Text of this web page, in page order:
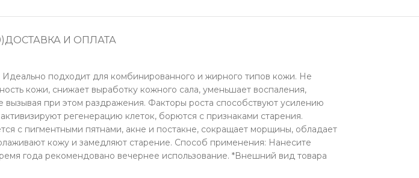
ДОСТАВКА И ОПЛАТА
подходит для комбинированного и жирного типов кожи. Не
кожи, снижает выработку кожного сала, уменьшает воспаления,
при этом раздражения. Факторы роста способствуют усилению
регенерацию клеток, борются с признаками старения.
с пигментными пятнами, акне и постакне, сокращает морщины, обладает
кожу и замедляют старение. Способ применения: Нанесите
года рекомендовано вечернее использование. *Внешний вид товара